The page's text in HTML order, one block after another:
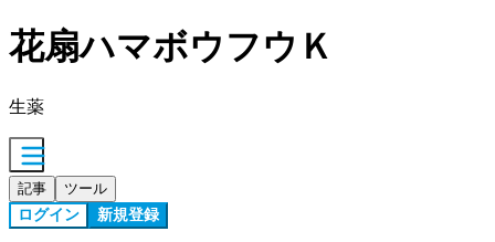
花扇ハマボウフウＫ
生薬
記事 ツール
ログイン 新規登録